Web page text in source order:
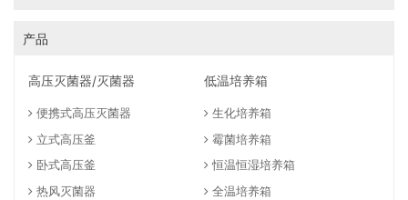
产品
高压灭菌器/灭菌器
便携式高压灭菌器
立式高压釜
卧式高压釜
热风灭菌器
低温培养箱
生化培养箱
霉菌培养箱
恒温恒湿培养箱
全温培养箱